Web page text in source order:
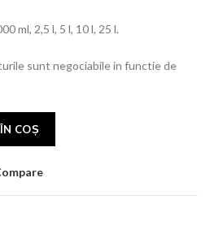
ml, 2,5 l, 5 l, 10 l, 25 l.
sunt negociabile in functie de
COȘ